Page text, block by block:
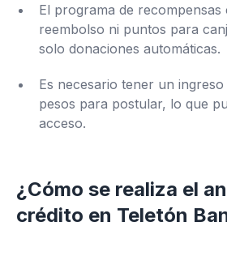
El programa de
reembolso ni puntos para
solo donaciones automáticas.
Es necesario tener un
pesos para postular, lo que
acceso.
¿Cómo se realiza el
crédito en Teletón